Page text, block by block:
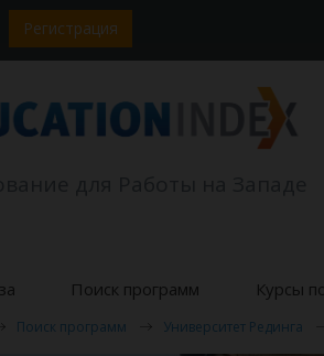
Регистрация
Поиск программ Курсы
Поиск программ Университет Рединга